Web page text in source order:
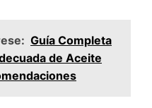
Guía Completa
de Aceite